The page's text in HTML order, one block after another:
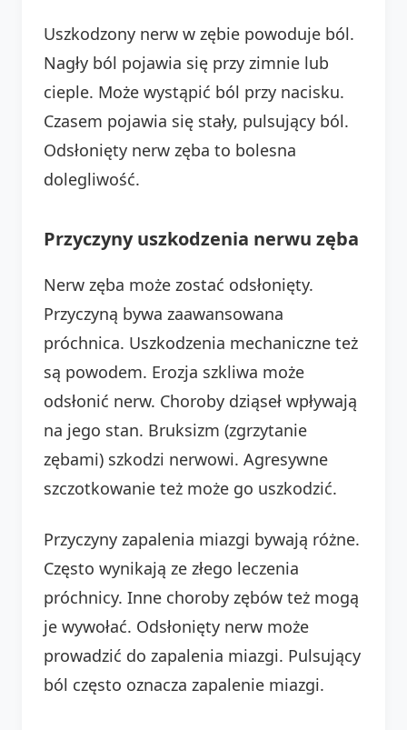
Uszkodzony nerw w zębie powoduje ból.
Nagły ból pojawia się przy zimnie lub
cieple. Może wystąpić ból przy nacisku.
Czasem pojawia się stały, pulsujący ból.
Odsłonięty nerw zęba to bolesna
dolegliwość.
Przyczyny uszkodzenia nerwu zęba
Nerw zęba może zostać odsłonięty.
Przyczyną bywa zaawansowana
próchnica. Uszkodzenia mechaniczne też
są powodem. Erozja szkliwa może
odsłonić nerw. Choroby dziąseł wpływają
na jego stan. Bruksizm (zgrzytanie
zębami) szkodzi nerwowi. Agresywne
szczotkowanie też może go uszkodzić.
Przyczyny zapalenia miazgi bywają różne.
Często wynikają ze złego leczenia
próchnicy. Inne choroby zębów też mogą
je wywołać. Odsłonięty nerw może
prowadzić do zapalenia miazgi. Pulsujący
ból często oznacza zapalenie miazgi.